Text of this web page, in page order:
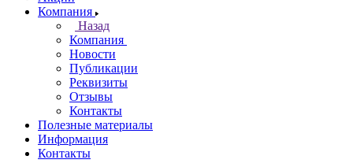
Компания
Назад
Компания
Новости
Публикации
Реквизиты
Отзывы
Контакты
Полезные материалы
Информация
Контакты